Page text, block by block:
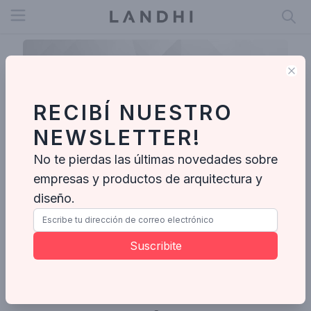
Open menu
Javier
RECIBÍ NUESTRO
NEWSLETTER!
No te pierdas las últimas novedades sobre
empresas y productos de arquitectura y
diseño.
Suscribite